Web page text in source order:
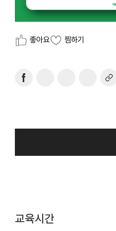
좋아요 찜하기
교육시간